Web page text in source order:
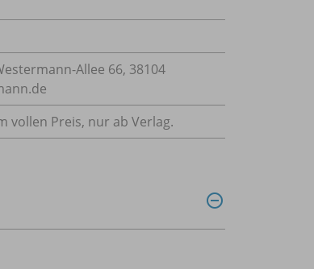
Allee 66, 38104
vollen Preis, nur ab Verlag.